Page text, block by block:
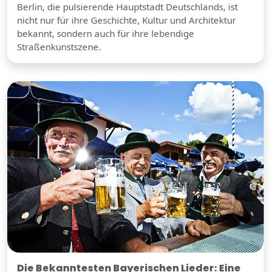
Berlin, die pulsierende Hauptstadt Deutschlands, ist
nicht nur für ihre Geschichte, Kultur und Architektur
bekannt, sondern auch für ihre lebendige
Straßenkunstszene.
Die Bekanntesten Bayerischen Lieder: Eine